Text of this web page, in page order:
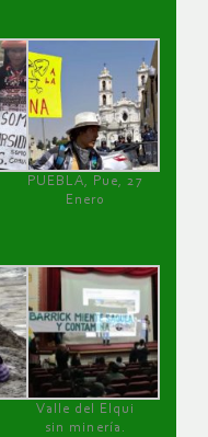
PUEBLA, Pue, 27
Enero
Valle del Elqui
sin minería.